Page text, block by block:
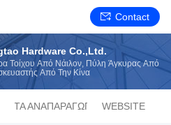
Contact
Hardware Co.,Ltd.
Τοίχου Από Νάιλον, Πύλη Άγκυρας Από
Από Την Κίνα
ΛΊΣΤΑ ΑΝΑΠΑΡΑΓΩΓΉΣWEBSITE